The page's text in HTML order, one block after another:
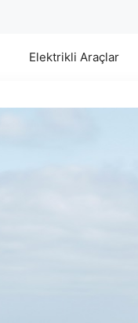
Elektrikli Araçlar